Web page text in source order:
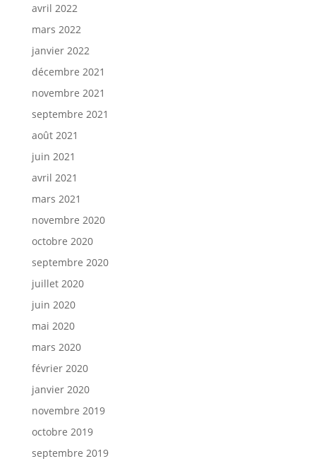
avril 2022
mars 2022
janvier 2022
décembre 2021
novembre 2021
septembre 2021
août 2021
juin 2021
avril 2021
mars 2021
novembre 2020
octobre 2020
septembre 2020
juillet 2020
juin 2020
mai 2020
mars 2020
février 2020
janvier 2020
novembre 2019
octobre 2019
septembre 2019